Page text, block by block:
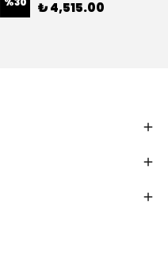
₺ 4,515.00